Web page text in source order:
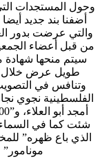
وحول المستجدات
أضفنا بند جديد
والتي عرضت بدور
من قبل أعضاء
سيتم منحها شهادة
طويل عرض خلال
الفلسطينية نجوي
شئت كما في
الذي باع ظهره”